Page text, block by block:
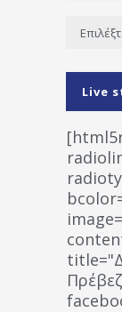
Ιστορικό
Live